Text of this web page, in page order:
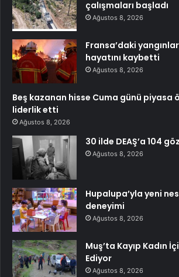
çalışmaları başladı
Ağustos 8, 2026
Fransa’daki
hayatını kaybetti
Ağustos 8, 2026
Beş kazanan hisse Cuma günü piyasa
liderlik etti
Ağustos 8, 2026
30 ilde DEAŞ’a 104
Ağustos 8, 2026
Hupalupa’yla yeni
deneyimi
Ağustos 8, 2026
Muş’ta Kayıp Kadın
Ediyor
Ağustos 8, 2026